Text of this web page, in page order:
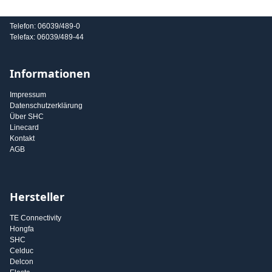
Telefon: 06039/489-0
Telefax: 06039/489-44
Informationen
Impressum
Datenschutzerklärung
Über SHC
Linecard
Kontakt
AGB
Hersteller
TE Connectivity
Hongfa
SHC
Celduc
Delcon